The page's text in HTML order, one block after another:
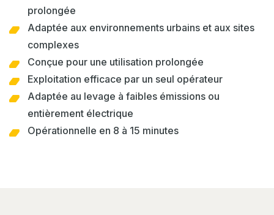
prolongée
Adaptée aux environnements urbains et aux sites
complexes
Conçue pour une utilisation prolongée
Exploitation efficace par un seul opérateur
Adaptée au levage à faibles émissions ou
entièrement électrique
Opérationnelle en 8 à 15 minutes